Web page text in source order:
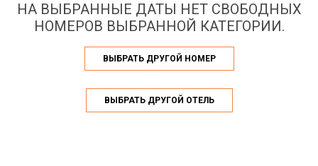
НА ВЫБРАННЫЕ ДАТЫ НЕТ СВОБОДНЫХ
НОМЕРОВ ВЫБРАННОЙ КАТЕГОРИИ.
ВЫБРАТЬ ДРУГОЙ НОМЕР
ВЫБРАТЬ ДРУГОЙ ОТЕЛЬ